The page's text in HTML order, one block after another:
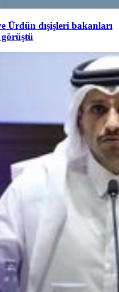
Ürdün dışişleri bakanları